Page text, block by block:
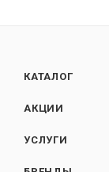
КАТАЛОГ
АКЦИИ
УСЛУГИ